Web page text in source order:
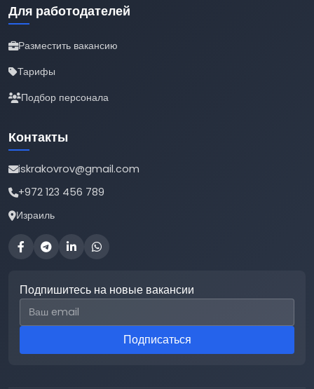
Для работодателей
Разместить вакансию
Тарифы
Подбор персонала
Контакты
iskrakovrov@gmail.com
+972 123 456 789
Израиль
Подпишитесь на новые вакансии
Email для подписки
Подписаться